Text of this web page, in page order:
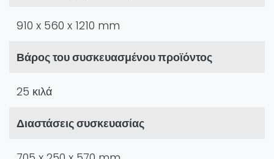
910 x 560 x 1210 mm
Βάρος του συσκευασμένου προϊόντος
25 κιλά
Διαστάσεις συσκευασίας